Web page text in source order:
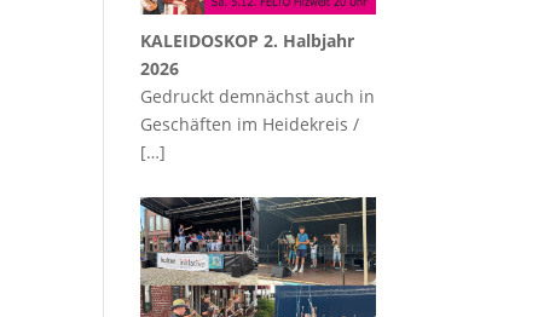
KALEIDOSKOP 2. Halbjahr
2026
Gedruckt demnächst auch in
Geschäften im Heidekreis /
[…]